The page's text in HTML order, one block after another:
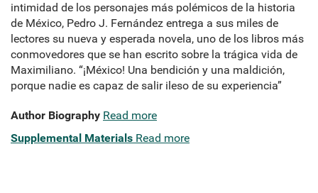
intimidad de los personajes más polémicos de la historia
de México, Pedro J. Fernández entrega a sus miles de
lectores su nueva y esperada novela, uno de los libros más
conmovedores que se han escrito sobre la trágica vida de
Maximiliano. “¡México! Una bendición y una maldición,
porque nadie es capaz de salir ileso de su experiencia”
Author Biography Read more
Supplemental Materials Read more